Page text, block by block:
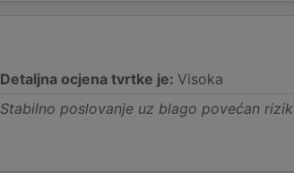
Detaljna ocjena tvrtke je: Visoka
Stabilno poslovanje uz blago povećan rizik